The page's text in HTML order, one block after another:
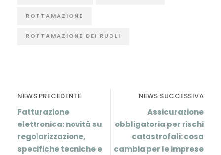
ROTTAMAZIONE
ROTTAMAZIONE DEI RUOLI
NEWS PRECEDENTE
Fatturazione
elettronica: novità su
regolarizzazione,
specifiche tecniche e
NEWS SUCCESSIVA
Assicurazione
obbligatoria per rischi
catastrofali: cosa
cambia per le imprese